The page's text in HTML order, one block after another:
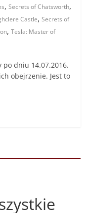
,Secrets of Chatsworth,
Castle,Secrets of
,Tesla: Master of
po dniu 14.07.2016.
obejrzenie. Jest to